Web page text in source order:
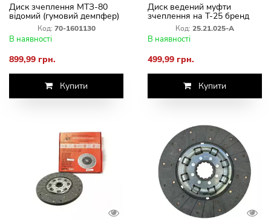
Диск зчеплення МТЗ-80
відомий (гумовий демпфер)
70-1601130
Код: 70-1601130
В наявності
899,99 грн.
Купити
Диск ведений муфти
зчеплення на Т-25 бренд
PP POLLIGON (Польща) -
25.21.025-A
Код: 25.21.025-А
В наявності
499,99 грн.
Купити